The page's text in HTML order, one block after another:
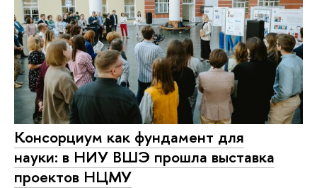
Консорциум как фундамент для
науки: в НИУ ВШЭ прошла выставка
проектов НЦМУ